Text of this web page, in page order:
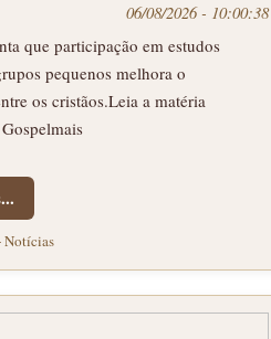
06/08/2026 - 10:00:38
que participação em estudos
pequenos melhora o
os cristãos.Leia a matéria
Notícias